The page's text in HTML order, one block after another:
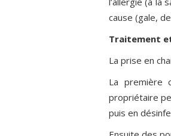
cause (gale,
Traitement
La prise en
La première
propriétaire
puis en